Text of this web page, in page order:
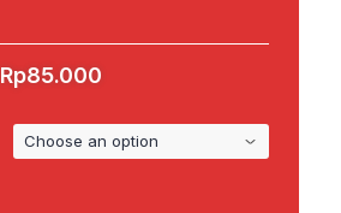
Rp85.000
Rp60.000
through